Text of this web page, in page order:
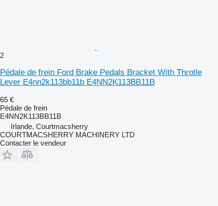
2
Pédale de frein Ford Brake Pedals Bracket With Throtle
Lever E4nn2k113bb11b E4NN2K113BB11B
65 €
Pédale de frein
E4NN2K113BB11B
Irlande, Courtmacsherry
COURTMACSHERRY MACHINERY LTD
Contacter le vendeur